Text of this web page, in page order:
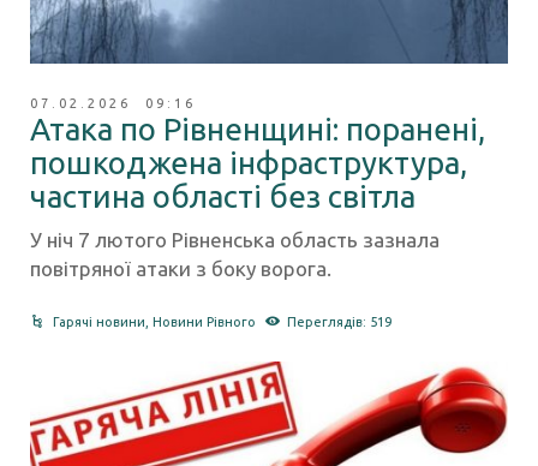
07.02.2026 09:16
Атака по Рівненщині: поранені,
пошкоджена інфраструктура,
частина області без світла
У ніч 7 лютого Рівненська область зазнала
повітряної атаки з боку ворога.
Гарячі новини Новини Рівного Переглядів: 519